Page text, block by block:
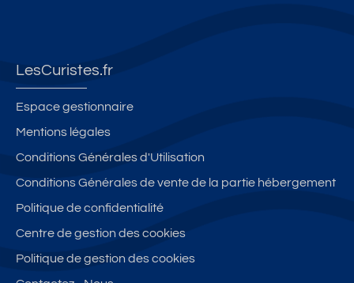
LesCuristes.fr
Espace gestionnaire
Mentions légales
Conditions Générales d'Utilisation
Conditions Générales de vente de la partie hébergement
Politique de confidentialité
Centre de gestion des cookies
Politique de gestion des cookies